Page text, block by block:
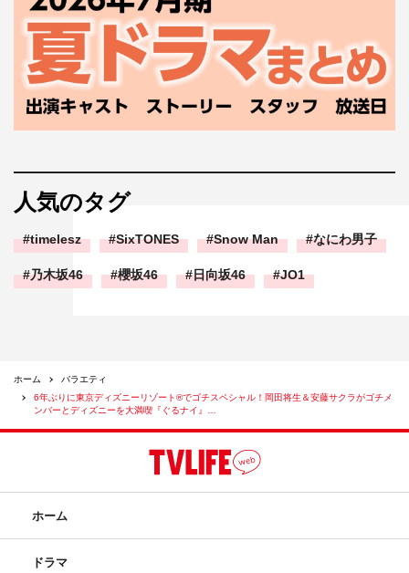
人気のタグ
timelesz SixTONES Snow Man なにわ男子
乃木坂46 櫻坂46 日向坂46 JO1
ホーム
バラエティ
6年ぶりに東京ディズニーリゾート®︎でゴチスペシャル！岡田将生＆安藤サクラがゴチメ
ンバーとディズニーを大満喫『ぐるナイ』…
ホーム
ドラマ